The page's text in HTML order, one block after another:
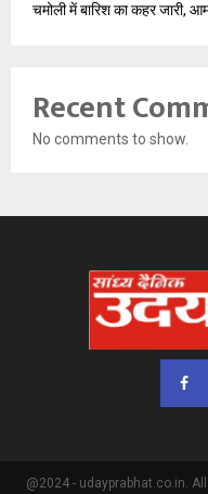
चमोली में बारिश का कहर जारी,
Recent
No comments to show.
@2024 - udayprabhat.co.in.